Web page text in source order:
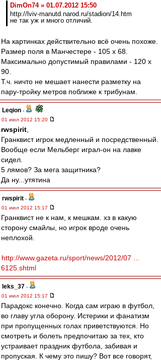
DimOn74 » 01.07.2012 15:50
http://lviv-manutd.narod.ru/stadion/14.htm
не так уж и много отличий.
На картинках действительно всё очень похоже.
Размер поля в Манчестере - 105 x 68.
Максимально допустимый правилами - 120 х
90.
Т.ч. ничто не мешает нанести разметку на
пару-тройку метров поближе к трибунам.
Leqion -
01 июл 2012 15:20
rwspirit
Гранквист игрок медленный и посредственный.
Вообще если Мельберг играл-он на лавке
сидел.
5 лямов? За мега защитника?
Да ну...утятина
rwspirit -
01 июл 2012 15:17
Гранквист не к нам, к мешкам. хз в какую
сторону смайлы, но игрок вроде очень
неплохой.
http://www.gazeta.ru/sport/news/2012/07 ...
6125.shtml
leks_37 -
01 июл 2012 15:17
Парадокс конечно. Когда сам играю в футбол,
во главу угла оборону. Истерики и фанатизм
при пропущенных голах приветствуются. Но
смотреть и болеть предпочитаю за тех, кто
устраивает праздник футбола, забивая и
пропуская. К чему это пишу? Вот все говорят,